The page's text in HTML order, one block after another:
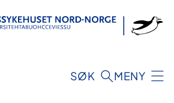
SØK MENY